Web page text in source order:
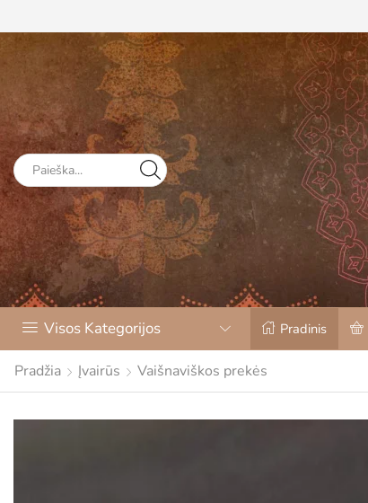
Visos Kategorijos Pradinis
Pradžia Įvairūs Vaišnaviškos prekės